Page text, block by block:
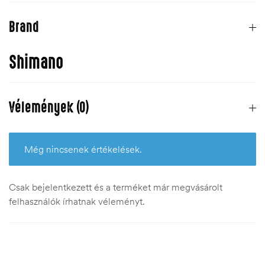
Brand
Shimano
Vélemények (0)
Még nincsenek értékelések.
Csak bejelentkezett és a terméket már megvásárolt
felhasználók írhatnak véleményt.